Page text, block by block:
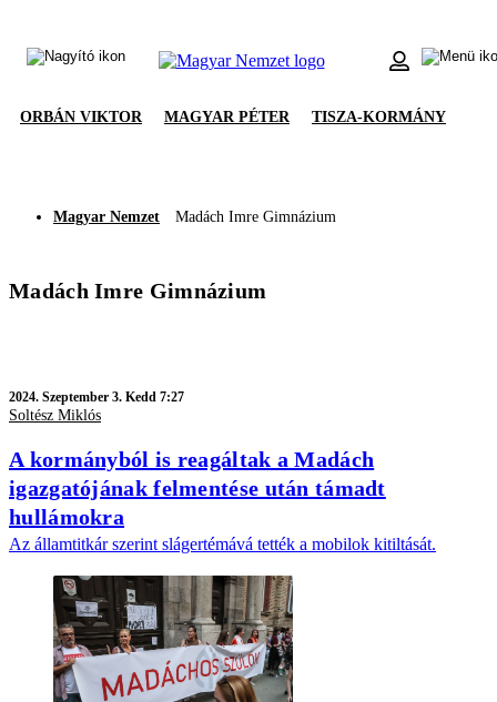
ORBÁN VIKTOR MAGYAR PÉTER TISZA-KORMÁNY
Magyar Nemzet Madách Imre Gimnázium
Madách Imre Gimnázium
2024. Szeptember 3. Kedd 7:27
Soltész Miklós
A kormányból is reagáltak a Madách
igazgatójának felmentése után támadt
hullámokra
Az államtitkár szerint slágertémává tették a mobilok kitiltását.